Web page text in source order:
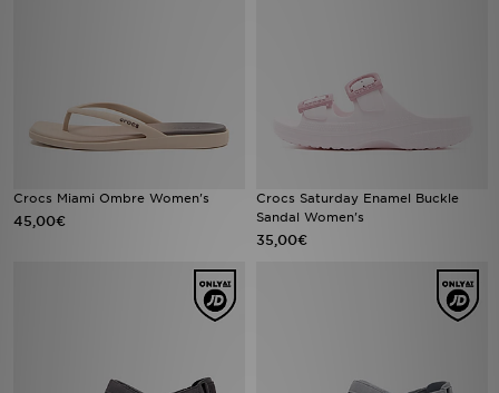
Crocs Miami Ombre Women's
45,00€
Crocs Saturday Enamel Buckle
Sandal Women's
35,00€